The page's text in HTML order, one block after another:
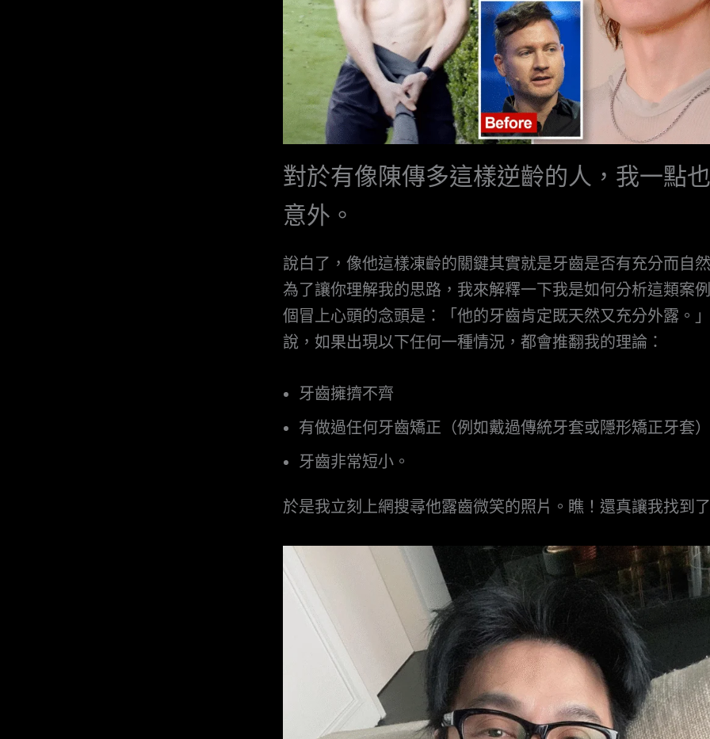
對於有像陳傳多這樣逆齡的人，我一點
意外。
說白了，像他這樣凍齡的關鍵其實就是牙齒是否有充分而自
為了讓你理解我的思路，我來解釋一下我是如何分析這類案
個冒上心頭的念頭是：「他的牙齒肯定既天然又充分外露。
說，如果出現以下任何一種情況，都會推翻我的理論：
牙齒擁擠不齊
有做過任何牙齒矯正（例如戴過傳統牙套或隱形矯正牙套）
牙齒非常短小。
於是我立刻上網搜尋他露齒微笑的照片。瞧！還真讓我找到